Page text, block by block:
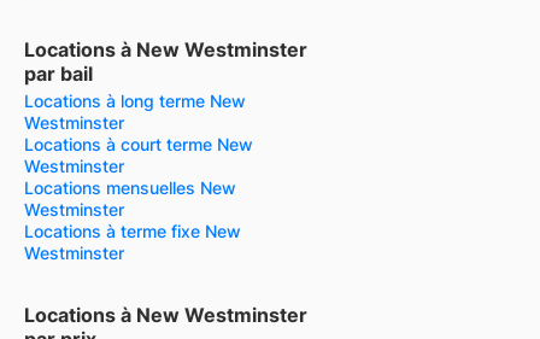
Locations à New Westminster
par bail
Locations à long terme New
Westminster
Locations à court terme New
Westminster
Locations mensuelles New
Westminster
Locations à terme fixe New
Westminster
Locations à New Westminster